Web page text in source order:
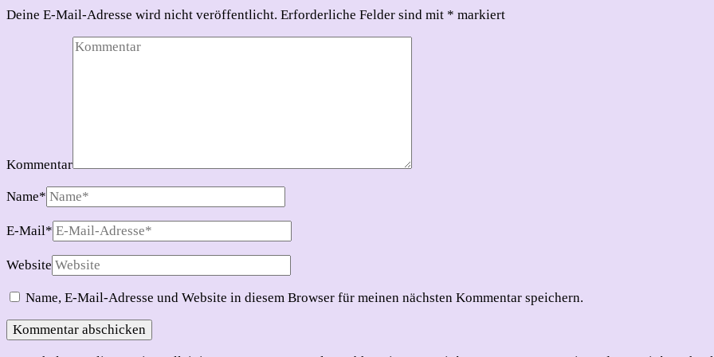
Deine E-Mail-Adresse wird nicht veröffentlicht. Erforderliche Felder sind mit * markiert
Kommentar
Name*
E-Mail*
Website
Name, E-Mail-Adresse und Website in diesem Browser für meinen nächsten Kommentar speichern.